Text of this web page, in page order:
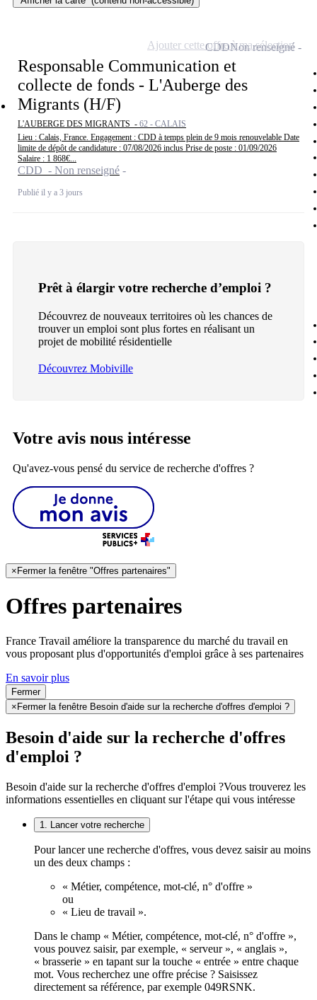
Responsable Communication et
collecte de fonds - L'Auberge des
Migrants (H/F)
L'AUBERGE DES MIGRANTS - 62 - CALAIS
Lieu : Calais, France. Engagement : CDD à temps plein de 9 mois renouvelable Date
limite de dépôt de candidature : 07/08/2026 inclus Prise de poste : 01/09/2026
Salaire : 1 868€...
CDD - Non renseigné
Publié il y a 3 jours
CDDNon renseigné
Ajouter cette offre à ma sélection
Prêt à élargir votre recherche d’emploi ?
Découvrez de nouveaux territoires où les chances de
trouver un emploi sont plus fortes en réalisant un
projet de mobilité résidentielle
Découvrez Mobiville
Votre avis nous intéresse
Qu'avez-vous pensé du service de recherche d'offres ?
× Fermer la fenêtre "Offres partenaires"
Offres partenaires
France Travail améliore la transparence du marché du travail en
vous proposant plus d'opportunités d'emploi grâce à ses partenaires
En savoir plus
Fermer
× Fermer la fenêtre Besoin d'aide sur la recherche d'offres d'emploi ?
Besoin d'aide sur la recherche d'offres
d'emploi ?
Besoin d'aide sur la recherche d'offres d'emploi ?Vous trouverez les
informations essentielles en cliquant sur l'étape qui vous intéresse
1. Lancer votre recherche
Pour lancer une recherche d'offres, vous devez saisir au moins
un des deux champs :
« Métier, compétence, mot-clé, n° d'offre »
ou
« Lieu de travail ».
Dans le champ « Métier, compétence, mot-clé, n° d'offre »,
vous pouvez saisir, par exemple, « serveur », « anglais »,
« brasserie » en tapant sur la touche « entrée » entre chaque
mot. Vous recherchez une offre précise ? Saisissez
directement sa référence, par exemple 049RSNK.